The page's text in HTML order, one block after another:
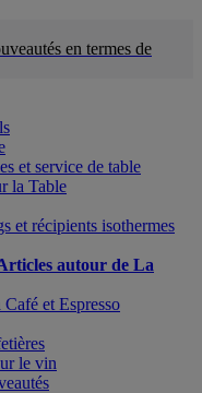
en termes de
et service de table
la Table
et récipients isothermes
autour de La
Café et Espresso
le vin